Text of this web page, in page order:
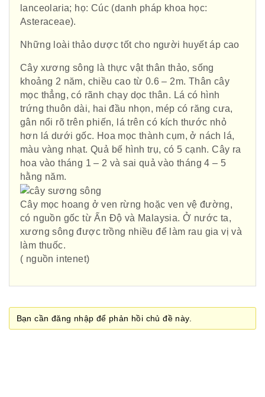
lanceolaria; họ: Cúc (danh pháp khoa học:
Asteraceae).
Những loài thảo dược tốt cho người huyết áp cao
Cây xương sông là thực vật thân thảo, sống
khoảng 2 năm, chiều cao từ 0.6 – 2m. Thân cây
mọc thẳng, có rãnh chạy dọc thân. Lá có hình
trứng thuôn dài, hai đầu nhọn, mép có răng cưa,
gân nổi rõ trên phiến, lá trên có kích thước nhỏ
hơn lá dưới gốc. Hoa mọc thành cụm, ở nách lá,
màu vàng nhạt. Quả bế hình trụ, có 5 cạnh. Cây ra
hoa vào tháng 1 – 2 và sai quả vào tháng 4 – 5
hằng năm.
Cây mọc hoang ở ven rừng hoặc ven vệ đường,
có nguồn gốc từ Ấn Độ và Malaysia. Ở nước ta,
xương sông được trồng nhiều để làm rau gia vị và
làm thuốc.
( nguồn intenet)
Bạn cần đăng nhập để phản hồi chủ đề này.
Hội Đông Y TP. Hà Nội
Phái đoàn Liên minh Châu Âu tại
Việt Nam
Hiệp hội bệnh viện tư nhân Việt
Nam
BYT